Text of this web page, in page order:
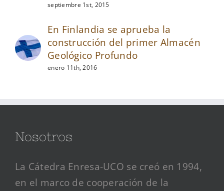
septiembre 1st, 2015
En Finlandia se aprueba la
construcción del primer Almacén
Geológico Profundo
enero 11th, 2016
Nosotros
La Cátedra Enresa-UCO se creó en 1994,
en el marco de cooperación de la